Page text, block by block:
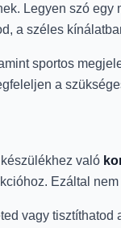
Legyen szó
a széles
sportos
a
való
Ezáltal
vagy